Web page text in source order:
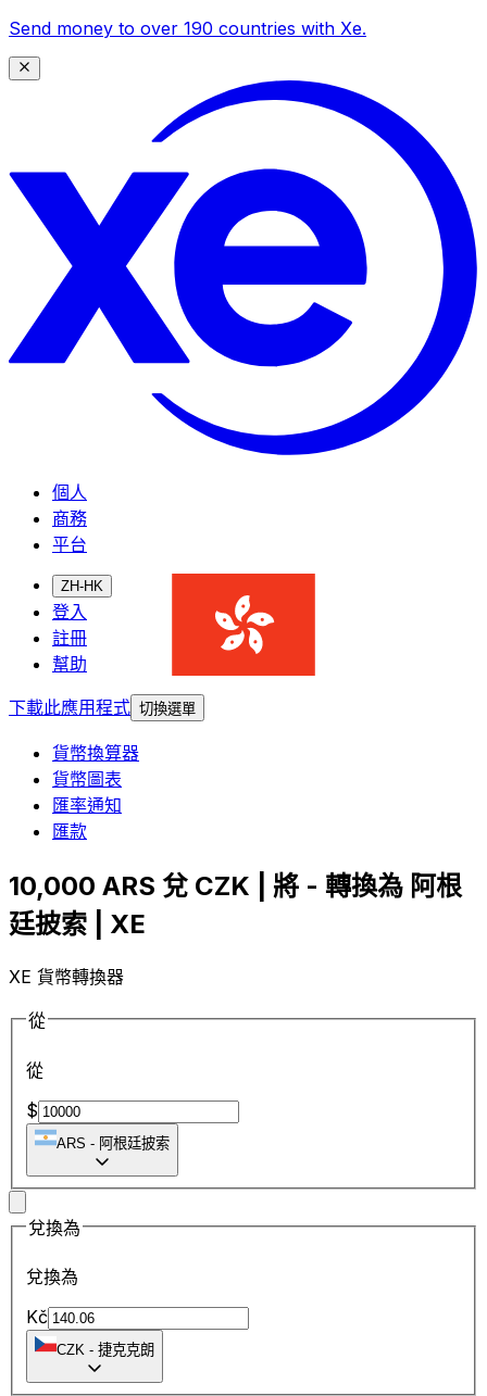
Send money to over 190 countries with Xe.
個人
商務
平台
ZH-HK
登入
註冊
幫助
下載此應用程式 切換選單
貨幣換算器
貨幣圖表
匯率通知
匯款
10,000 ARS 兌 CZK | 將 - 轉換為 阿根
廷披索 | XE
XE 貨幣轉換器
從
從
$
ARS - 阿根廷披索
兌換為
兌換為
Kč
CZK - 捷克克朗